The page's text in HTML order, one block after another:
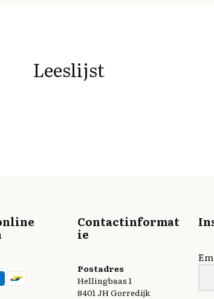
Leeslijst
Contactinformat
ie
Postadres
Hellingbaas 1
8401 JH Gorredijk